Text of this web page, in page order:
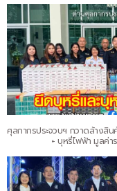
ศุลกากรประจวบฯ กวาดล้างสิ
+ บุหรี่ไฟฟ้า มูลค่า